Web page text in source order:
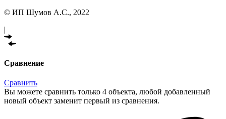
© ИП Шумов А.С., 2022
|
Сравнение
Сравнить
Вы можете сравнить только 4 объекта, любой добавленный
новый объект заменит первый из сравнения.